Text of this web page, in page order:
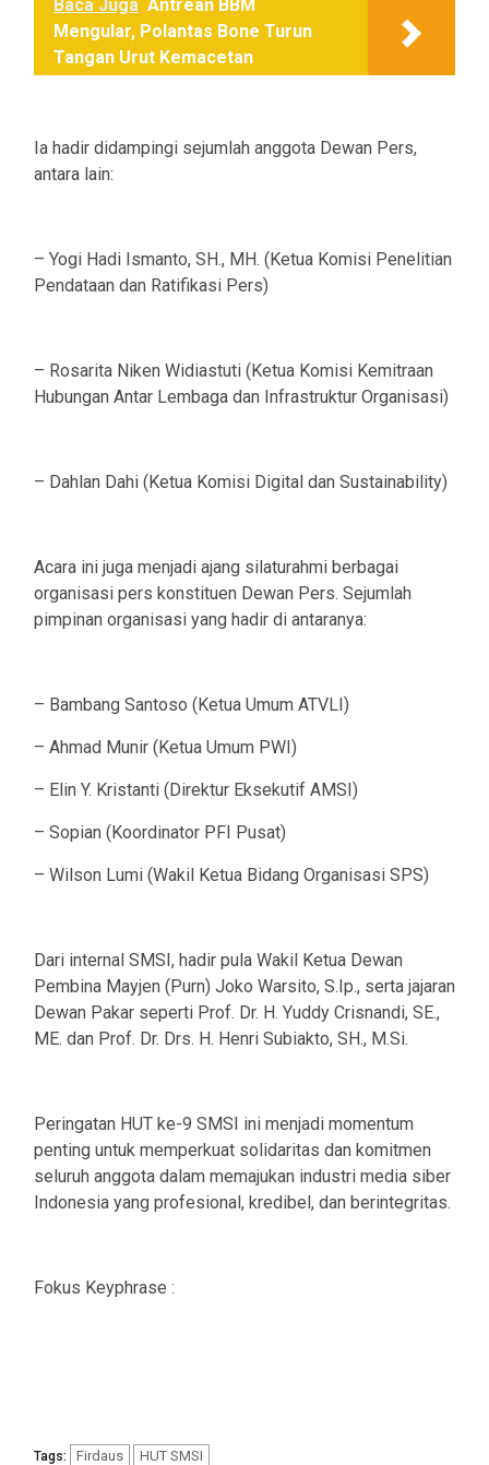
Baca Juga Antrean BBM
Mengular, Polantas Bone Turun
Tangan Urut Kemacetan
Ia hadir didampingi sejumlah anggota Dewan Pers,
antara lain:
– Yogi Hadi Ismanto, SH., MH. (Ketua Komisi Penelitian
Pendataan dan Ratifikasi Pers)
– Rosarita Niken Widiastuti (Ketua Komisi Kemitraan
Hubungan Antar Lembaga dan Infrastruktur Organisasi)
– Dahlan Dahi (Ketua Komisi Digital dan Sustainability)
Acara ini juga menjadi ajang silaturahmi berbagai
organisasi pers konstituen Dewan Pers. Sejumlah
pimpinan organisasi yang hadir di antaranya:
– Bambang Santoso (Ketua Umum ATVLI)
– Ahmad Munir (Ketua Umum PWI)
– Elin Y. Kristanti (Direktur Eksekutif AMSI)
– Sopian (Koordinator PFI Pusat)
– Wilson Lumi (Wakil Ketua Bidang Organisasi SPS)
Dari internal SMSI, hadir pula Wakil Ketua Dewan
Pembina Mayjen (Purn) Joko Warsito, S.Ip., serta jajaran
Dewan Pakar seperti Prof. Dr. H. Yuddy Crisnandi, SE.,
ME. dan Prof. Dr. Drs. H. Henri Subiakto, SH., M.Si.
Peringatan HUT ke-9 SMSI ini menjadi momentum
penting untuk memperkuat solidaritas dan komitmen
seluruh anggota dalam memajukan industri media siber
Indonesia yang profesional, kredibel, dan berintegritas.
Fokus Keyphrase :
Tags: Firdaus HUT SMSI